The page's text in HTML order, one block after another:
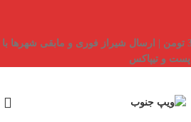
ارسال رایگان برای خرید بالای 3 تومن | ارسال شیراز فوری و مابقی شهرها با
پست و تیپاکس